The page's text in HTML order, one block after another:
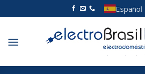
al
Español